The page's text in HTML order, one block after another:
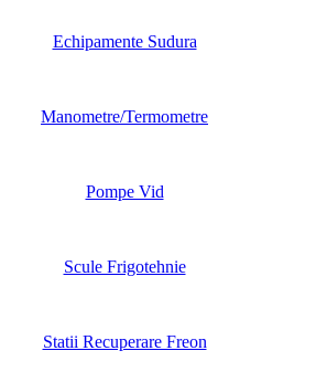
Echipamente Sudura
Manometre/Termometre
Pompe Vid
Scule Frigotehnie
Statii Recuperare Freon